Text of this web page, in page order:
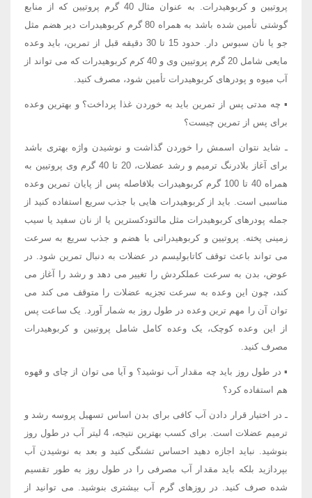
پروتیین و کربوهیدرات. به عنوان مثال 40 گرم پروتیین که از منابع
گوشتی تأمین شده باشد به همراه 80 گرم کربوهیدرات دیر هضم مثل
جو یا نان سبوس دار. حدود 15 تا 30 دقیقه قبل از تمرین، باید وعده
مایعی شامل 20 گرم پروتیین وی و 40 کرم کربوهیدرات که می تواند از
آب میوه و پودرهای کربوهیدرات تأمین شود، مصرف کنید.
▪ چه مدتی پس از تمرین باید به خوردن غذا پرداخت؟ و بهترین وعده
برای پس از تمرین چیست؟
ـ شاید نتوان اسمش را خوردن گذاشت و نوشیدن واژه بهتری باشد
برای آغاز بلادرنگ ترمیم و رشد عضلات، 20 تا 40 گرم وی پروتیین به
همراه 40 تا 100 گرم کربوهیدرات بلافاصله پس از پایان تمرین وعده
مناسبی است. باید از کربوهیدرات هایی با جذب سریع استفاده کنید از
جمله پودرهای کربوهیدرات مثل مالتودکسترین یا از نان سفید یا سیب
زمینی پخته. پروتیین و کربوهیدراتی با هضم و جذب سریع به سرعت
می تواند باعث توقف کاتابولیسم در عضلات به دنبال تمرین شود. در
عوض، بدن به سرعت عملکردش را تغییر می دهد و رشد را آغاز می
کند، چون این وعده به سرعت تجزیه عضلات را متوقف می کند می
توان آن را مهم ترین وعده در طول روز به شمار آورد. یک ساعت پس
از این وعده کوچک، یک وعده کامل شامل پروتیین و کربوهیدرات
مصرف کنید.
▪ در طول روز باید چه مقدار آب نوشید؟ و آیا می توان از چای و قهوه
هم استفاده کرد؟
ـ در اختیار قرار دادن آب کافی برای بدن اساس تسهیل پروسه رشد و
ترمیم عضلات است. برای کسب بهترین نتیجه، 4 لیتر آب در طول روز
بنوشید. نباید اجازه دهید احساس تشنگی کنید و بعد به نوشیدن آب
بپردازید بلکه باید مقدار آب مصرفی را در طول روز به طور تقسیم
شده صرف کنید. در روزهای گرم آب بیشتری بنوشید. می توانید از